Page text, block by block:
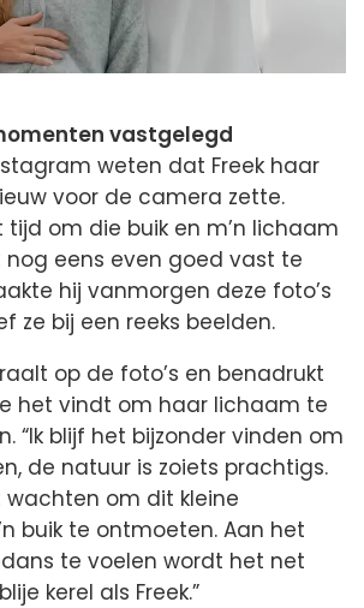
vastgelegd
weten dat Freek haar
voor de camera zette.
tijd om die buik en m’n lichaam
eens even goed vast te
hij vanmorgen deze foto’s
ze bij een reeks beelden.
op de foto’s en benadrukt
het vindt om haar lichaam te
“Ik blijf het bijzonder vinden om
de natuur is zoiets prachtigs.
wachten om dit kleine
buik te ontmoeten. Aan het
te voelen wordt het net
kerel als Freek.”